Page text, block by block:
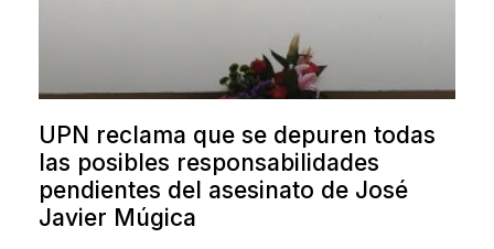
UPN reclama que se depuren todas
las posibles responsabilidades
pendientes del asesinato de José
Javier Múgica